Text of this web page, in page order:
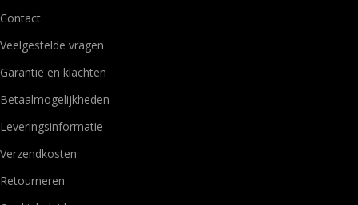
Contact
Veelgestelde vragen
Garantie en klachten
Betaalmogelijkheden
Leveringsinformatie
Verzendkosten
Retourneren